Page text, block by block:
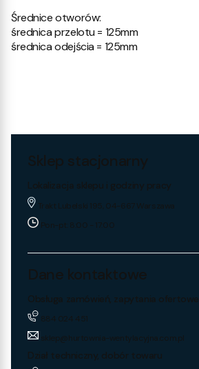
Średnice otworów:
średnica przelotu = 125mm
średnica odejścia = 125mm
Sklep stacjonarny
Lokalizacja sklepu i godziny pracy
Trakt Lubelski 195, 04-667 Warszawa
Pon-pt: 8:00 - 17:00
Dane kontaktowe
Obsługa zamówień, zapytania ofertowe
884 024 451
sklep@hurtownia-wentylacyjna.com.pl
Dział techniczny, dobór towaru